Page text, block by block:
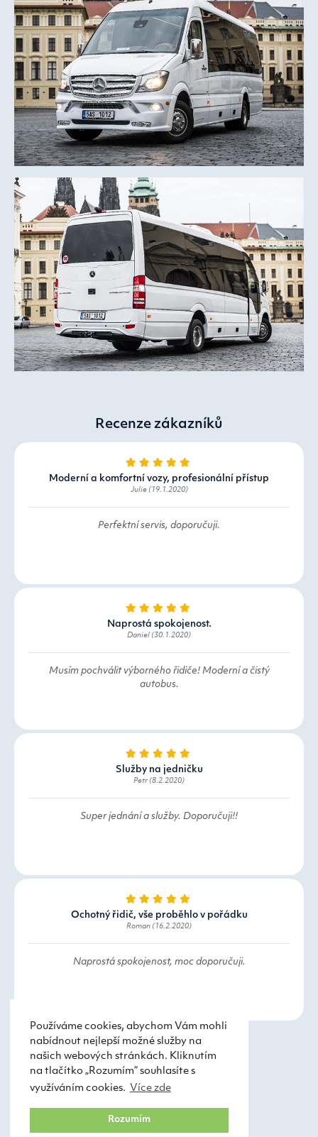
Používáme cookies, abychom Vám mohli
nabídnout nejlepší možné služby na
našich webových stránkách. Kliknutím
na tlačítko „Rozumím“ souhlasíte s
využíváním cookies. Více zde
Rozumím
Recenze zákazníků
Moderní a komfortní vozy, profesionální přístup
Julie (19.1.2020)
Perfektní servis, doporučuji.
Naprostá spokojenost.
Daniel (30.1.2020)
Musím pochválit výborného řidiče! Moderní a čistý
autobus.
Služby na jedničku
Petr (8.2.2020)
Super jednání a služby. Doporučuji!!
Ochotný řidič, vše proběhlo v pořádku
Roman (16.2.2020)
Naprostá spokojenost, moc doporučuji.
Taxi Praha Obchodní podmínky